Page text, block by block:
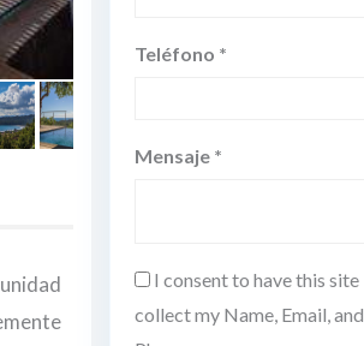
Teléfono *
Mensaje *
I consent to have this site
collect my Name, Email, and